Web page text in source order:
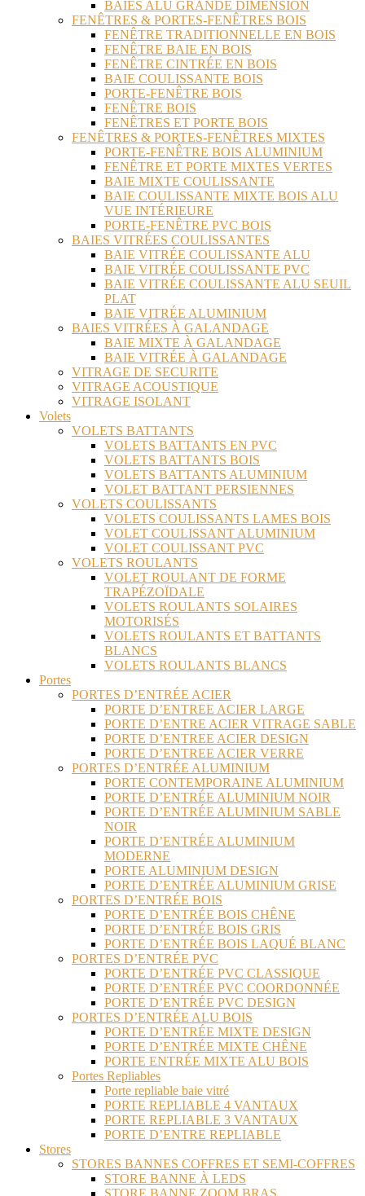
BAIES ALU GRANDE DIMENSION
FENÊTRES & PORTES-FENÊTRES BOIS
FENÊTRE TRADITIONNELLE EN BOIS
FENÊTRE BAIE EN BOIS
FENÊTRE CINTRÉE EN BOIS
BAIE COULISSANTE BOIS
PORTE-FENÊTRE BOIS
FENÊTRE BOIS
FENÊTRES ET PORTE BOIS
FENÊTRES & PORTES-FENÊTRES MIXTES
PORTE-FENÊTRE BOIS ALUMINIUM
FENÊTRE ET PORTE MIXTES VERTES
BAIE MIXTE COULISSANTE
BAIE COULISSANTE MIXTE BOIS ALU
VUE INTÉRIEURE
PORTE-FENÊTRE PVC BOIS
BAIES VITRÉES COULISSANTES
BAIE VITRÉE COULISSANTE ALU
BAIE VITRÉE COULISSANTE PVC
BAIE VITRÉE COULISSANTE ALU SEUIL
PLAT
BAIE VITRÉE ALUMINIUM
BAIES VITRÉES À GALANDAGE
BAIE MIXTE À GALANDAGE
BAIE VITRÉE À GALANDAGE
VITRAGE DE SECURITE
VITRAGE ACOUSTIQUE
VITRAGE ISOLANT
Volets
VOLETS BATTANTS
VOLETS BATTANTS EN PVC
VOLETS BATTANTS BOIS
VOLETS BATTANTS ALUMINIUM
VOLET BATTANT PERSIENNES
VOLETS COULISSANTS
VOLETS COULISSANTS LAMES BOIS
VOLET COULISSANT ALUMINIUM
VOLET COULISSANT PVC
VOLETS ROULANTS
VOLET ROULANT DE FORME
TRAPÉZOÏDALE
VOLETS ROULANTS SOLAIRES
MOTORISÉS
VOLETS ROULANTS ET BATTANTS
BLANCS
VOLETS ROULANTS BLANCS
Portes
PORTES D’ENTRÉE ACIER
PORTE D’ENTREE ACIER LARGE
PORTE D’ENTRE ACIER VITRAGE SABLE
PORTE D’ENTREE ACIER DESIGN
PORTE D’ENTREE ACIER VERRE
PORTES D’ENTRÉE ALUMINIUM
PORTE CONTEMPORAINE ALUMINIUM
PORTE D’ENTRÉE ALUMINIUM NOIR
PORTE D’ENTRÉE ALUMINIUM SABLE
NOIR
PORTE D’ENTRÉE ALUMINIUM
MODERNE
PORTE ALUMINIUM DESIGN
PORTE D’ENTRÉE ALUMINIUM GRISE
PORTES D’ENTRÉE BOIS
PORTE D’ENTRÉE BOIS CHÊNE
PORTE D’ENTRÉE BOIS GRIS
PORTE D’ENTRÉE BOIS LAQUÉ BLANC
PORTES D’ENTRÉE PVC
PORTE D’ENTRÉE PVC CLASSIQUE
PORTE D’ENTRÉE PVC COORDONNÉE
PORTE D’ENTRÉE PVC DESIGN
PORTES D’ENTRÉE ALU BOIS
PORTE D’ENTRÉE MIXTE DESIGN
PORTE D’ENTRÉE MIXTE CHÊNE
PORTE ENTRÉE MIXTE ALU BOIS
Portes Repliables
Porte repliable baie vitré
PORTE REPLIABLE 4 VANTAUX
PORTE REPLIABLE 3 VANTAUX
PORTE D’ENTRE REPLIABLE
Stores
STORES BANNES COFFRES ET SEMI-COFFRES
STORE BANNE À LEDS